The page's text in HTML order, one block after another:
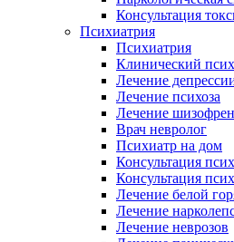
Консультация
Психиатрия
Психиатрия
Клинический
Лечение
Лечение психоза
Лечение
Врач невролог
Психиатр на дом
Консультация
Консультация
Лечение белой
Лечение
Лечение неврозов